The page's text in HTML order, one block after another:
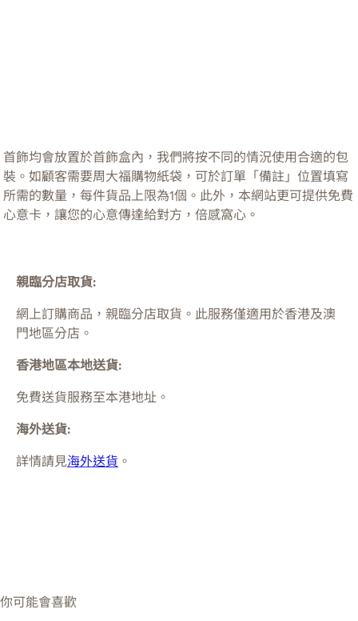
首飾均會放置於首飾盒內，我們將按不同的情況使用合適的包
裝。如顧客需要周大福購物紙袋，可於訂單「備註」位置填寫
所需的數量，每件貨品上限為1個。此外，本網站更可提供免費
心意卡，讓您的心意傳達給對方，倍感窩心。
親臨分店取貨:
網上訂購商品，親臨分店取貨。此服務僅適用於香港及澳
門地區分店。
香港地區本地送貨:
免費送貨服務至本港地址。
海外送貨:
詳情請見海外送貨 。
你可能會喜歡